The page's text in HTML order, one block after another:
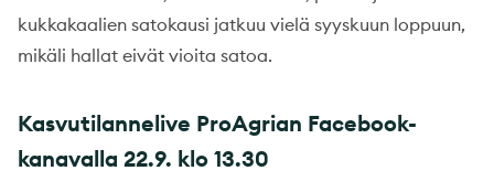
kukkakaalien satokausi jatkuu vielä syyskuun loppuun,
mikäli hallat eivät vioita satoa.
Kasvutilannelive ProAgrian Facebook-
kanavalla 22.9. klo 13.30